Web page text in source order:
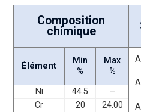
Composition
chimique
Élément
Min
%
Max
%
Ni
44.5
–
Cr
20
24.00